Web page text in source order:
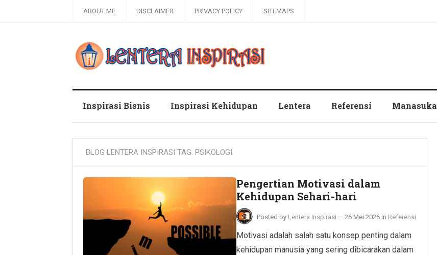
ABOUT ME DISCLAIMER PRIVACY POLICY SITEMAPS
Inspirasi Bisnis Inspirasi Kehidupan Lentera Referensi Manasuka
BLOG LENTERA INSPIRASI TAG: PSIKOLOGI
Pengertian Motivasi dalam
Kehidupan Sehari-hari
Posted by Lentera Inspirasi — 26 Mei 2026 in Referensi
Motivasi adalah salah satu konsep penting dalam
kehidupan manusia yang sering dibicarakan dalam